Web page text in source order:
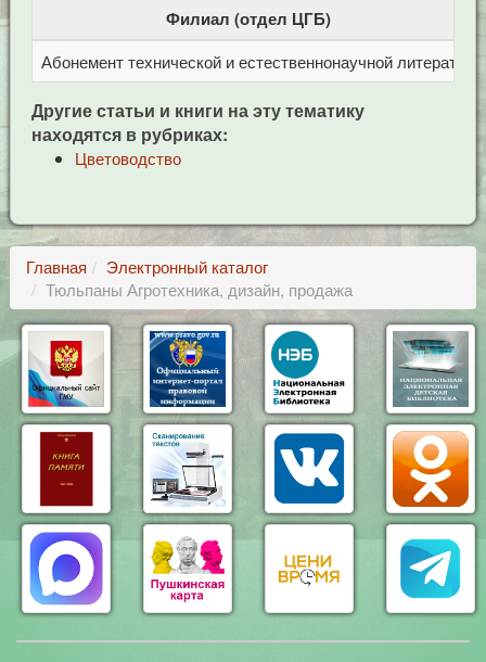
Филиал (отдел ЦГБ)
Абонемент технической и естественнонаучной литерат
Другие статьи и книги на эту тематику
находятся в рубриках:
Цветоводство
Главная
Электронный каталог
Тюльпаны Агротехника, дизайн, продажа